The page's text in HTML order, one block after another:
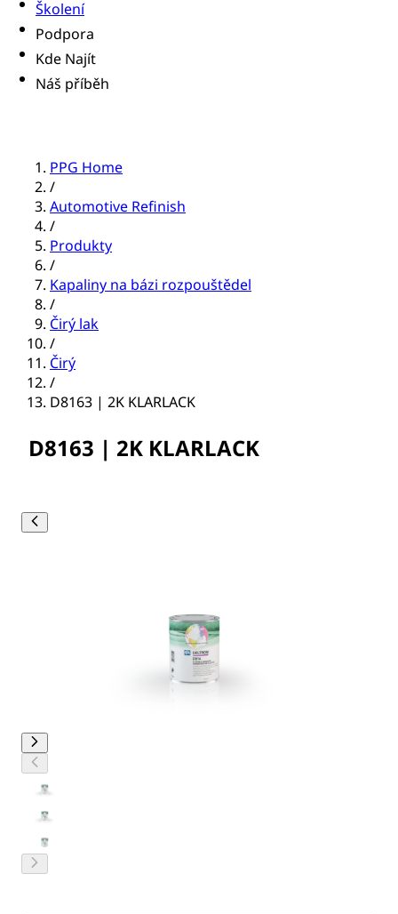
Školení
Podpora
Kde Najít
Náš příběh
PPG Home
/
Automotive Refinish
/
Produkty
/
Kapaliny na bázi rozpouštědel
/
Čirý lak
/
Čirý
/
D8163 | 2K KLARLACK
D8163 | 2K KLARLACK